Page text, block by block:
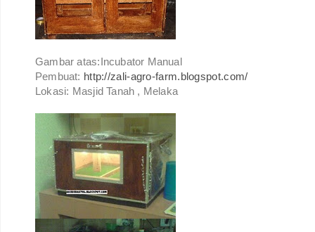
Gambar atas:Incubator Manual
Pembuat: http://zali-agro-farm.blogspot.com/
Lokasi: Masjid Tanah , Melaka